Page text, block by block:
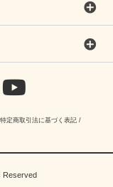
特定商取引法に基づく表記 /
Reserved